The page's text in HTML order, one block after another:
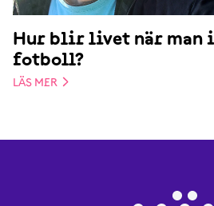
Hur blir livet när man
fotboll?
LÄS MER